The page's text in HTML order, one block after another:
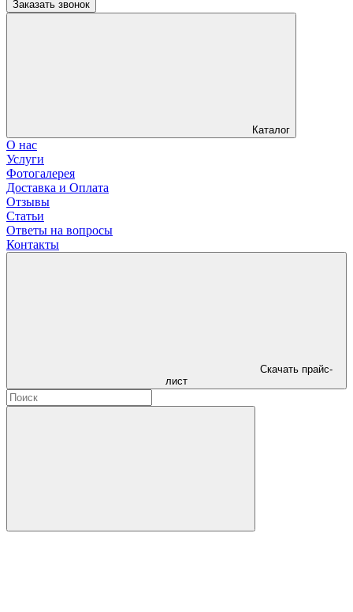
Заказать звонок
Каталог
О нас
Услуги
Фотогалерея
Доставка и Оплата
Отзывы
Статьи
Ответы на вопросы
Контакты
Скачать прайс-
лист